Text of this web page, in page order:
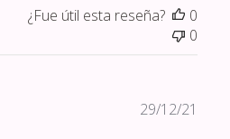
¿Fue útil esta reseña?
0
0
29/12/21